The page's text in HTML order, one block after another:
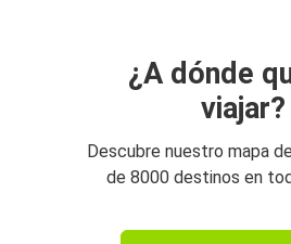
¿A dónde
viajar?
Descubre nuestro mapa
de 8000 destinos en